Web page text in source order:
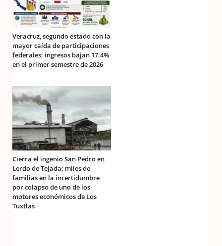
Veracruz, segundo estado con la
mayor caída de participaciones
federales: ingresos bajan 17.4%
en el primer semestre de 2026
Cierra el ingenio San Pedro en
Lerdo de Tejada; miles de
familias en la incertidumbre
por colapso de uno de los
motores económicos de Los
Tuxtlas